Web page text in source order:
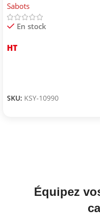
Sabots
En stock
HT
SKU: KSY-10990
Équipez